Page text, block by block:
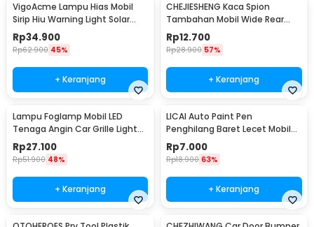
VigoAcme Lampu Hias Mobil
Sirip Hiu Warning Light Solar
Energy 8 LED - FZWJSD
Rp34.900
Rp62.900 45%
+ Keranjang
CHEJIESHENG Kaca Spion
Tambahan Mobil Wide Rear
View Anti Blind Spot - SY-080
Rp12.700
Rp28.900 57%
+ Keranjang
Lampu Foglamp Mobil LED
Tenaga Angin Car Grille Light
Wind Power 2 PCS - XY044
Rp27.100
Rp51.900 48%
+ Keranjang
LICAI Auto Paint Pen
Penghilang Baret Lecet Mobil
Scratch Removal 12ml
Rp7.000
Rp18.900 63%
+ Keranjang